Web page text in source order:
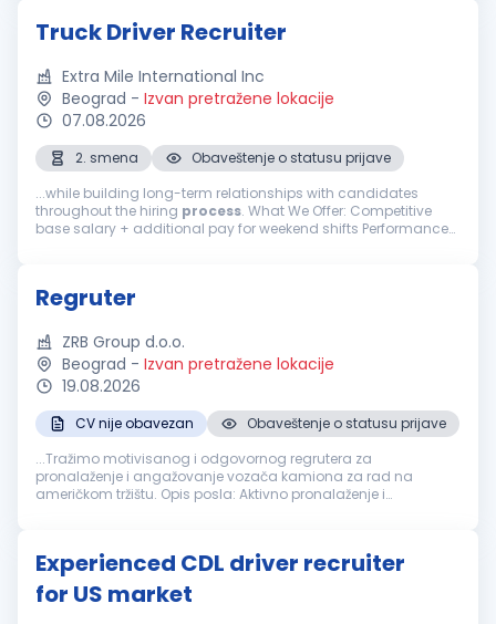
Truck Driver Recruiter
Extra Mile International Inc
Beograd - Izvan pretražene lokacije
07.08.2026
2. smena
Obaveštenje o statusu prijave
...while building long-term relationships with candidates
throughout the hiring process. What We Offer: Competitive
base salary + additional pay for weekend shifts Performance
Regruter
ZRB Group d.o.o.
Beograd - Izvan pretražene lokacije
19.08.2026
CV nije obavezan
Obaveštenje o statusu prijave
...Tražimo motivisanog i odgovornog regrutera za
pronalaženje i angažovanje vozača kamiona za rad na
američkom tržištu. Opis posla: Aktivno pronalaženje i
Experienced CDL driver recruiter
for US market